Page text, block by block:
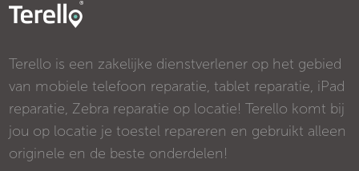
Terello is een zakelijke dienstverlener op het gebied
van mobiele telefoon reparatie, tablet reparatie, iPad
reparatie, Zebra reparatie op locatie! Terello komt bij
jou op locatie je toestel repareren en gebruikt alleen
originele en de beste onderdelen!